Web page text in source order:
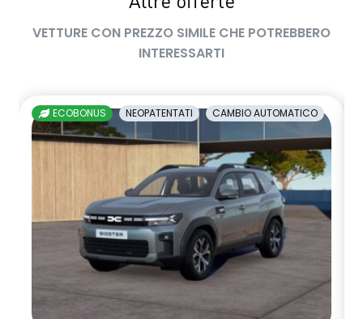
VETTURE CON PREZZO SIMILE CHE POTREBBERO
INTERESSARTI
ECOBONUS NEOPATENTATI CAMBIO AUTOMATICO